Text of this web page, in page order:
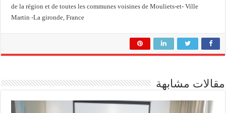
de la région et de toutes les communes voisines de Mouliets-et- Ville
Martin -La gironde, France
مقالات مشابهة